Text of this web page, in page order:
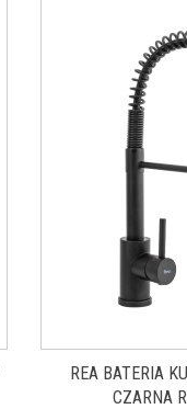
REA BATERIA
CZARNA